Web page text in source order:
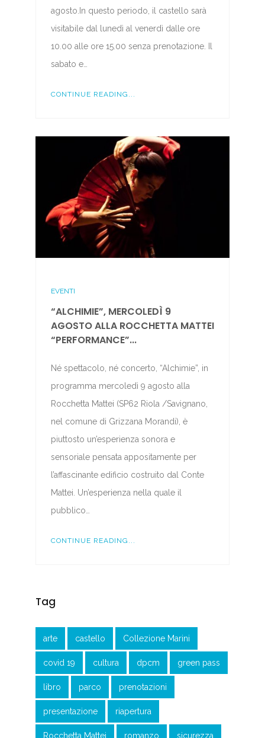
agosto.In questo periodo, il castello sarà
visitabile dal lunedì al venerdì dalle ore
10.00 alle ore 15.00 senza prenotazione. Il
sabato e…
CONTINUE READING...
EVENTI
“ALCHIMIE”, MERCOLEDÌ 9
AGOSTO ALLA ROCCHETTA MATTEI
“PERFORMANCE”...
Né spettacolo, né concerto, “Alchimie”, in
programma mercoledì 9 agosto alla
Rocchetta Mattei (SP62 Riola /Savignano,
nel comune di Grizzana Morandi), è
piuttosto un’esperienza sonora e
sensoriale pensata appositamente per
l’affascinante edificio costruito dal Conte
Mattei. Un’esperienza nella quale il
pubblico…
CONTINUE READING...
Tag
arte castello Collezione Marini
covid 19 cultura dpcm green pass
libro parco prenotazioni
presentazione riapertura
Rocchetta Mattei romanzo sicurezza